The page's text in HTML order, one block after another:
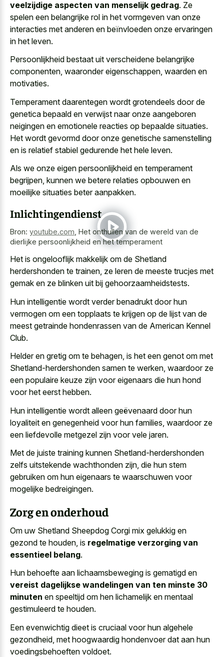
veelzijdige aspecten van menselijk gedrag. Ze
spelen een belangrijke rol in het vormgeven van onze
interacties met anderen en beïnvloeden onze ervaringen
in het leven.
Persoonlijkheid bestaat uit verscheidene belangrijke
componenten, waaronder eigenschappen, waarden en
motivaties.
Temperament daarentegen wordt grotendeels door de
genetica bepaald en verwijst naar onze aangeboren
neigingen en emotionele reacties op bepaalde situaties.
Het wordt gevormd door onze genetische samenstelling
en is relatief stabiel gedurende het hele leven.
Als we onze eigen persoonlijkheid en temperament
begrijpen, kunnen we betere relaties opbouwen en
moeilijke situaties beter aanpakken.
Inlichtingendienst
Bron: youtube.com Het onthullen van de wereld van de
dierlijke persoonlijkheid en het temperament
Het is ongelooflijk makkelijk om de Shetland
herdershonden te trainen, ze leren de meeste trucjes met
gemak en ze blinken uit bij gehoorzaamheidstests.
Hun intelligentie wordt verder benadrukt door hun
vermogen om een topplaats te krijgen op de lijst van de
meest getrainde hondenrassen van de American Kennel
Club.
Helder en gretig om te behagen, is het een genot om met
Shetland-herdershonden samen te werken, waardoor ze
een populaire keuze zijn voor eigenaars die hun hond
voor het eerst hebben.
Hun intelligentie wordt alleen geëvenaard door hun
loyaliteit en genegenheid voor hun families, waardoor ze
een liefdevolle metgezel zijn voor vele jaren.
Met de juiste training kunnen Shetland-herdershonden
zelfs uitstekende wachthonden zijn, die hun stem
gebruiken om hun eigenaars te waarschuwen voor
mogelijke bedreigingen.
Zorg en onderhoud
Om uw Shetland Sheepdog Corgi mix gelukkig en
gezond te houden, is regelmatige verzorging van
essentieel belang.
Hun behoefte aan lichaamsbeweging is gematigd en
vereist dagelijkse wandelingen van ten minste 30
minuten en speeltijd om hen lichamelijk en mentaal
gestimuleerd te houden.
Een evenwichtig dieet is cruciaal voor hun algehele
gezondheid, met hoogwaardig hondenvoer dat aan hun
voedingsbehoeften voldoet.